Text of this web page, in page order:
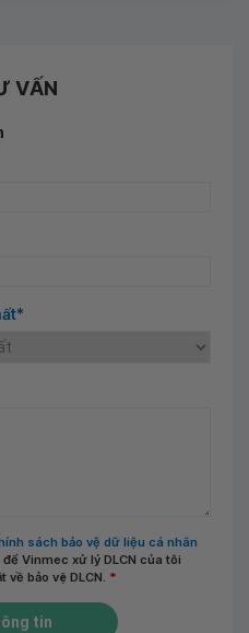
VẤN
sách bảo vệ dữ liệu cá nhân
Vinmec xử lý DLCN của tôi
về bảo vệ DLCN. *
tin